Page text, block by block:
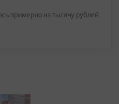
примерно на тысячу рублей